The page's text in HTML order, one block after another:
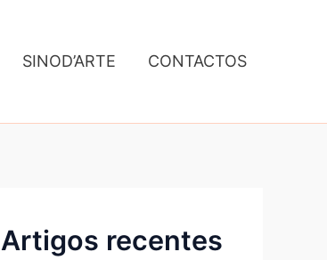
SINOD’ARTE CONTACTOS
Artigos recentes